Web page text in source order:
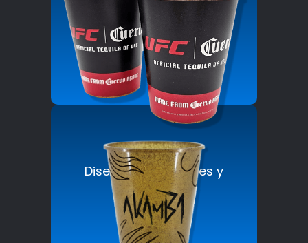
La mejor opción en
envases ecológicos
personalizados.
Diseños innovadores y
llamativos.